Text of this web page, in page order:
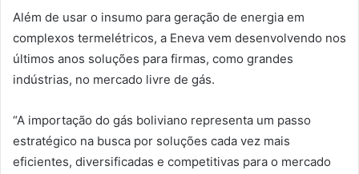
Além de usar o insumo para geração de energia em
complexos termelétricos, a Eneva vem desenvolvendo nos
últimos anos soluções para firmas, como grandes
indústrias, no mercado livre de gás.
“A importação do gás boliviano representa um passo
estratégico na busca por soluções cada vez mais
eficientes, diversificadas e competitivas para o mercado